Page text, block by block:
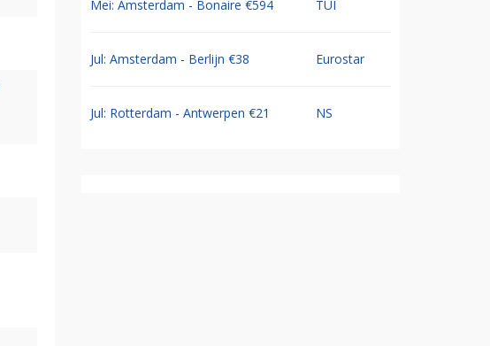
Mei: Amsterdam - Bonaire €594 TUI
Jul: Amsterdam - Berlijn €38 Eurostar
Jul: Rotterdam - Antwerpen €21 NS